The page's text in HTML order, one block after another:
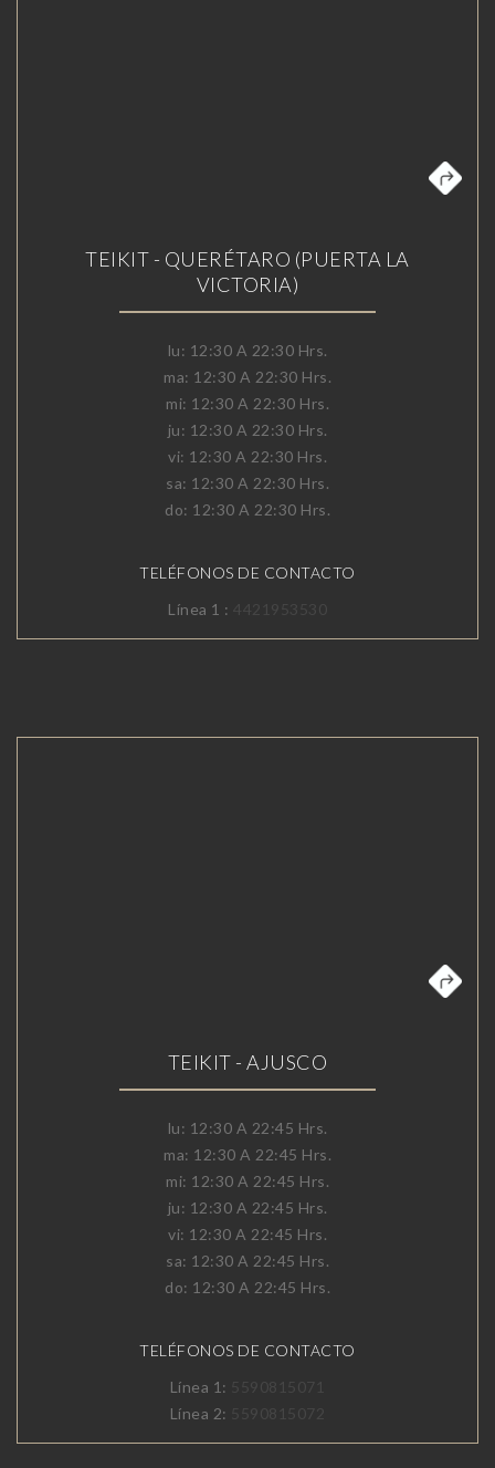
TEIKIT - QUERÉTARO (PUERTA LA
VICTORIA)
lu: 12:30 A 22:30 Hrs.
ma: 12:30 A 22:30 Hrs.
mi: 12:30 A 22:30 Hrs.
ju: 12:30 A 22:30 Hrs.
vi: 12:30 A 22:30 Hrs.
sa: 12:30 A 22:30 Hrs.
do: 12:30 A 22:30 Hrs.
TELÉFONOS DE CONTACTO
Línea 1 :
TEIKIT - AJUSCO
lu: 12:30 A 22:45 Hrs.
ma: 12:30 A 22:45 Hrs.
mi: 12:30 A 22:45 Hrs.
ju: 12:30 A 22:45 Hrs.
vi: 12:30 A 22:45 Hrs.
sa: 12:30 A 22:45 Hrs.
do: 12:30 A 22:45 Hrs.
TELÉFONOS DE CONTACTO
Línea 1:
Línea 2: